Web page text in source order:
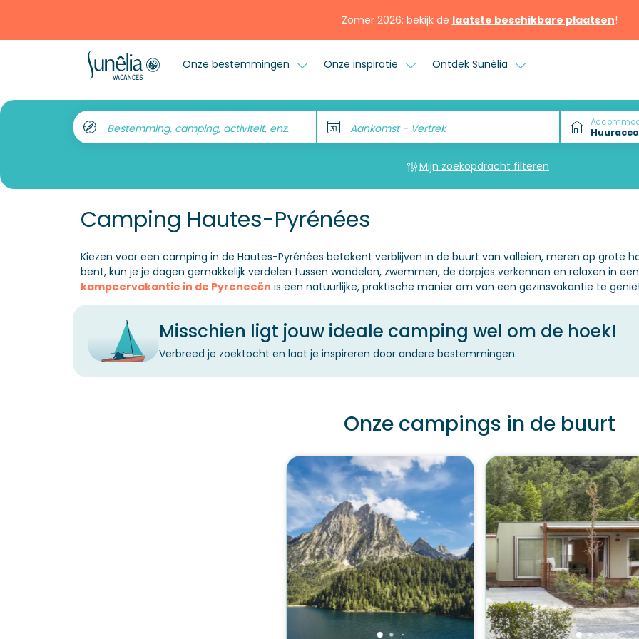
Zomer 2026: bekijk de laatste beschikbare plaatsen!
Onze bestemmingen Onze inspiratie Ontdek Sunêlia
Bestemming, camping, activiteit, enz. Aankomst - Vertrek
Mijn zoekopdracht filteren
Camping Hautes-Pyrénées
Kiezen voor een camping in de Hautes-Pyrénées betekent verblijven in de buurt van valleien, meren op grote
bent, kun je je dagen gemakkelijk verdelen tussen wandelen, zwemmen, de dorpjes verkennen en relaxen in
kampeervakantie in de Pyreneeën is een natuurlijke, praktische manier om van een gezinsvakantie te
Misschien ligt jouw ideale camping wel om de hoek!
Verbreed je zoektocht en laat je inspireren door andere bestemmingen.
Onze campings in de buurt